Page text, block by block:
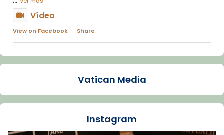
Vídeo
View on Facebook · Share
Arquebisbat de Barcelona
La Carmina va patir depressió. Fa gairebé
dos mesos, a l'Estadi Lluís Companys, la
Vatican Media
Instagram